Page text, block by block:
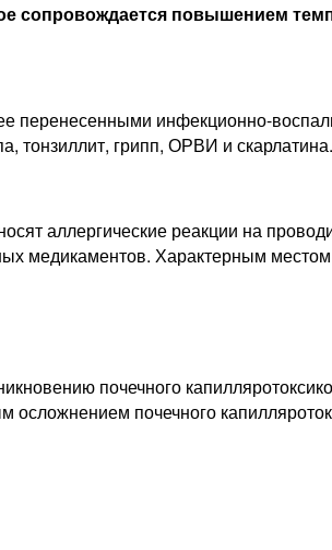
сопровождается повышением
перенесенными инфекционно-
тонзиллит, грипп, ОРВИ и скарлатина.
аллергические реакции на
медикаментов. Характерным
почечного
почечного